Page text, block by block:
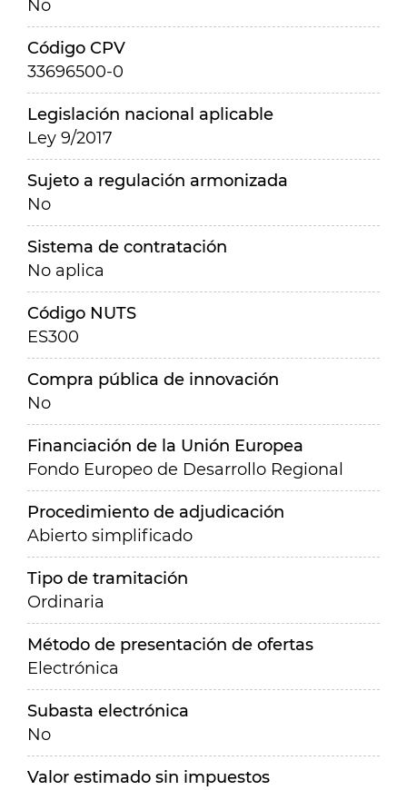
No
Código CPV
33696500-0
Legislación nacional aplicable
Ley 9/2017
Sujeto a regulación armonizada
No
Sistema de contratación
No aplica
Código NUTS
ES300
Compra pública de innovación
No
Financiación de la Unión Europea
Fondo Europeo de Desarrollo Regional
Procedimiento de adjudicación
Abierto simplificado
Tipo de tramitación
Ordinaria
Método de presentación de ofertas
Electrónica
Subasta electrónica
No
Valor estimado sin impuestos